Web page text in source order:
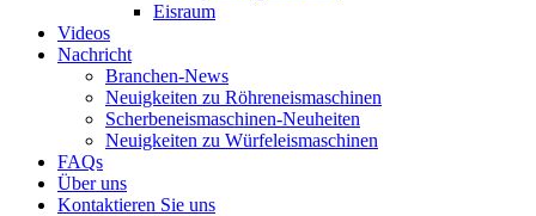
Eisraum
Videos
Nachricht
Branchen-News
Neuigkeiten zu Röhreneismaschinen
Scherbeneismaschinen-Neuheiten
Neuigkeiten zu Würfeleismaschinen
FAQs
Über uns
Kontaktieren Sie uns